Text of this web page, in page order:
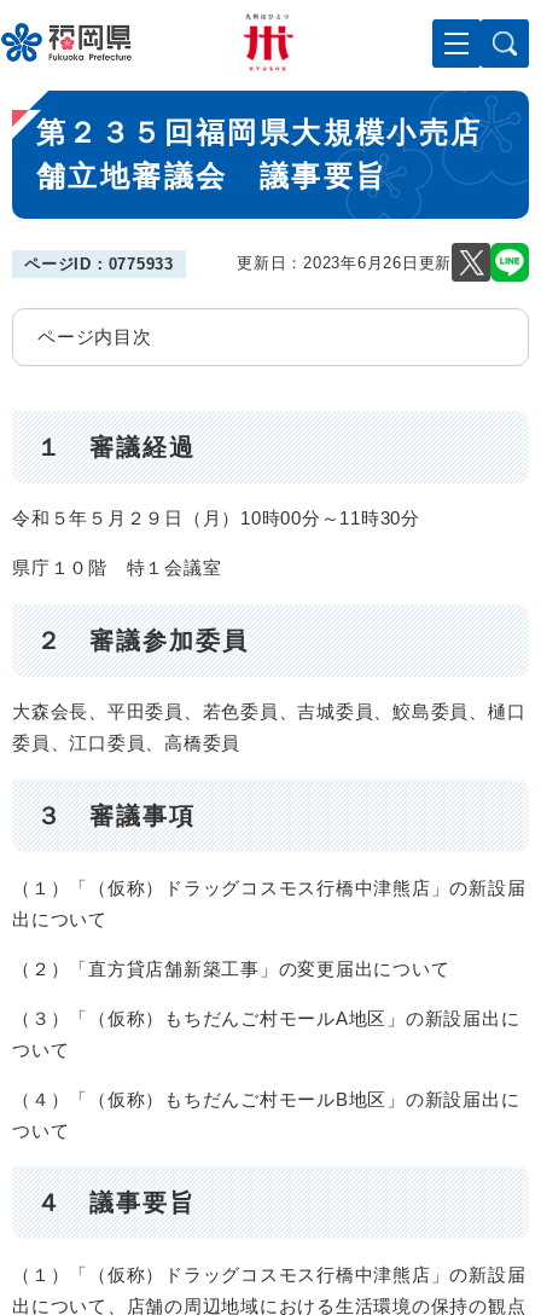
ー
ジ
先
頭
。
メニューを飛ばして本文へ
本
文
第２３５回福岡県大規模小売店
舗立地審議会 議事要旨
ページID：0775933 更新日：2023年6月26日更新
ページ内目次
１ 審議経過
令和５年５月２９日（月）10時00分～11時30分
県庁１０階 特１会議室
２ 審議参加委員
大森会長、平田委員、若色委員、吉城委員、鮫島委員、樋口
委員、江口委員、高橋委員
３ 審議事項
（１）「（仮称）ドラッグコスモス行橋中津熊店」の新設届
出について
（２）「直方貸店舗新築工事」の変更届出について
（３）「（仮称）もちだんご村モールA地区」の新設届出に
ついて
（４）「（仮称）もちだんご村モールB地区」の新設届出に
ついて
４ 議事要旨
（１）「（仮称）ドラッグコスモス行橋中津熊店」の新設届
出について、店舗の周辺地域における生活環境の保持の観点